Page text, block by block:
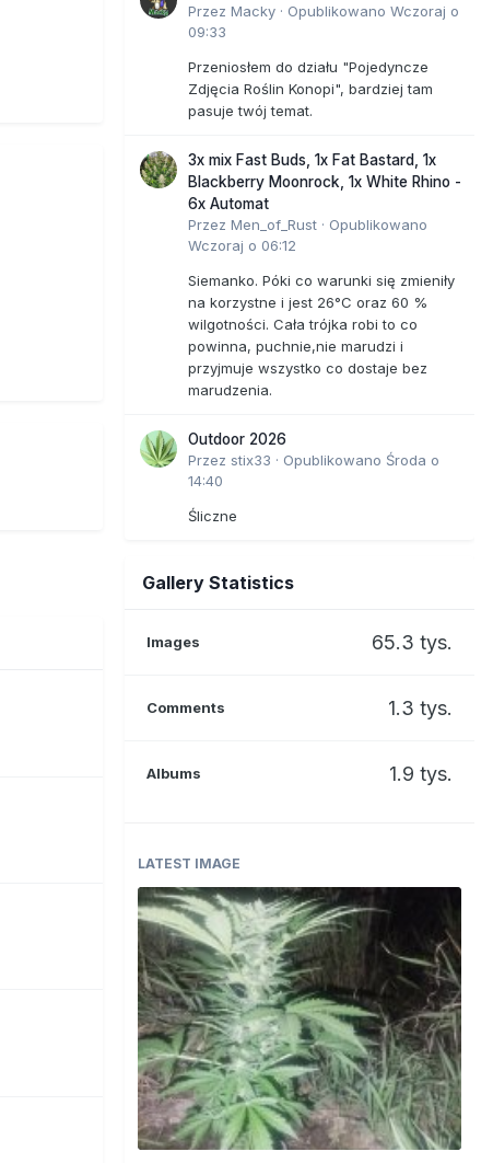
Przez Macky · Opublikowano Wczoraj o
09:33
Przeniosłem do działu "Pojedyncze
Zdjęcia Roślin Konopi", bardziej tam
pasuje twój temat.
3x mix Fast Buds, 1x Fat Bastard, 1x
Blackberry Moonrock, 1x White Rhino -
6x Automat
Przez Men_of_Rust · Opublikowano
Wczoraj o 06:12
Siemanko. Póki co warunki się zmieniły
na korzystne i jest 26°C oraz 60 %
wilgotności. Cała trójka robi to co
powinna, puchnie,nie marudzi i
przyjmuje wszystko co dostaje bez
marudzenia.
Outdoor 2026
Przez stix33 · Opublikowano Środa o
14:40
Śliczne
Gallery Statistics
Images 65.3 tys.
Comments 1.3 tys.
Albums 1.9 tys.
LATEST IMAGE